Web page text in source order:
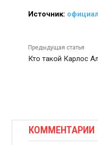
Источник:
Предыдущая статья
Кто такой Карлос
КОММЕНТАРИИ